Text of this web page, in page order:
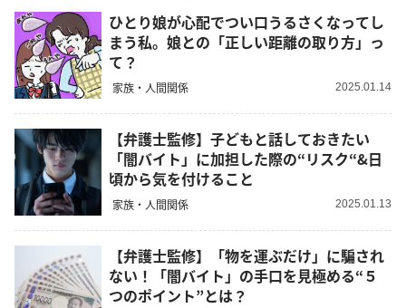
ひとり娘が心配でつい口うるさくなってし
まう私。娘との「正しい距離の取り方」っ
て？
家族・人間関係 2025.01.14
【弁護士監修】子どもと話しておきたい
「闇バイト」に加担した際の“リスク“&日
頃から気を付けること
家族・人間関係 2025.01.13
【弁護士監修】「物を運ぶだけ」に騙され
ない！「闇バイト」の手口を見極める“５
つのポイント”とは？